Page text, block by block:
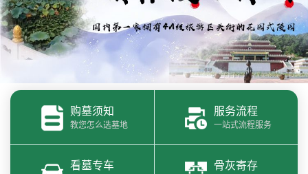
购墓须知
教您怎么选墓地
服务流程
一站式流程服务
看墓专车 骨灰寄存